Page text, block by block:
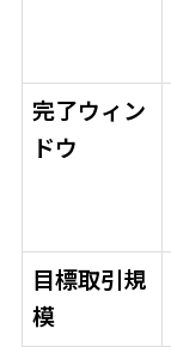
完了ウィン
ドウ
目標取引規
模